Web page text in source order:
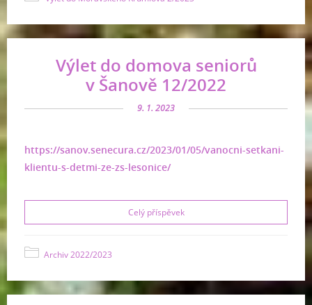
Výlet do domova seniorů
v Šanově 12/2022
9. 1. 2023
https://sanov.senecura.cz/2023/01/05/vanocni-setkani-
klientu-s-detmi-ze-zs-lesonice/
Celý příspěvek
Archiv 2022/2023